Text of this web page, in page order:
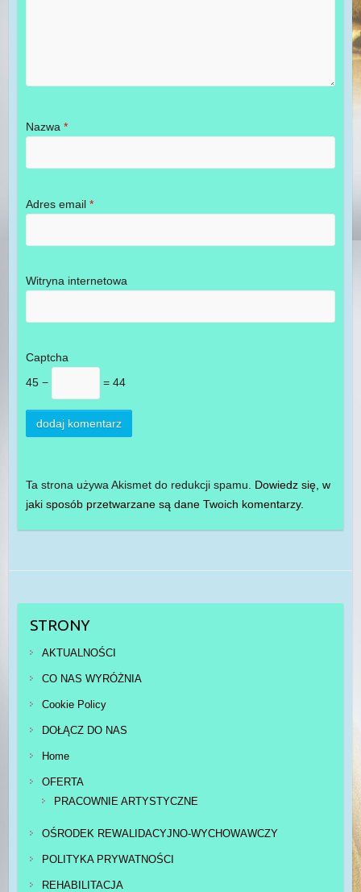
Nazwa *
Adres email *
Witryna internetowa
Captcha
45 −
= 44
Ta strona używa Akismet do redukcji spamu. Dowiedz się, w
jaki sposób przetwarzane są dane Twoich komentarzy.
STRONY
AKTUALNOŚCI
CO NAS WYRÓŻNIA
Cookie Policy
DOŁĄCZ DO NAS
Home
OFERTA
PRACOWNIE ARTYSTYCZNE
OŚRODEK REWALIDACYJNO-WYCHOWAWCZY
POLITYKA PRYWATNOŚCI
REHABILITACJA